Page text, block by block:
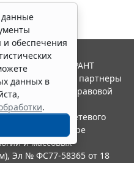
и обеспечения
данных в
.
Система ГАРАНТ
"Гарант" и ее партнеры
ассоциации правовой
в качестве сетевого
по надзору в сфере
и массовых
Эл № ФС77-58365 от 18